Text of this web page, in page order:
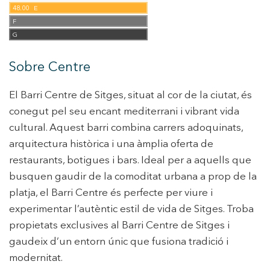
48.00
E
F
G
Sobre Centre
El Barri Centre de Sitges, situat al cor de la ciutat, és
conegut pel seu encant mediterrani i vibrant vida
cultural. Aquest barri combina carrers adoquinats,
arquitectura històrica i una àmplia oferta de
restaurants, botigues i bars. Ideal per a aquells que
busquen gaudir de la comoditat urbana a prop de la
platja, el Barri Centre és perfecte per viure i
experimentar l’autèntic estil de vida de Sitges. Troba
propietats exclusives al Barri Centre de Sitges i
gaudeix d’un entorn únic que fusiona tradició i
modernitat.
hàbits de navegació al lloc web i mostrar publicitat
relacionada amb el perfil de navegació de l'usuari.